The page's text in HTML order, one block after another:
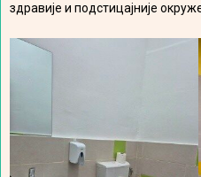
здравије и подстицајније